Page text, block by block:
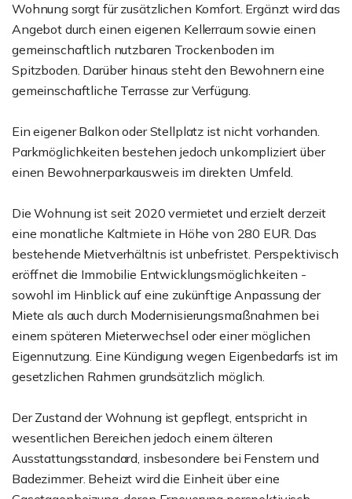
Wohnung sorgt für zusätzlichen Komfort. Ergänzt wird das
Angebot durch einen eigenen Kellerraum sowie einen
gemeinschaftlich nutzbaren Trockenboden im
Spitzboden. Darüber hinaus steht den Bewohnern eine
gemeinschaftliche Terrasse zur Verfügung.
Ein eigener Balkon oder Stellplatz ist nicht vorhanden.
Parkmöglichkeiten bestehen jedoch unkompliziert über
einen Bewohnerparkausweis im direkten Umfeld.
Die Wohnung ist seit 2020 vermietet und erzielt derzeit
eine monatliche Kaltmiete in Höhe von 280 EUR. Das
bestehende Mietverhältnis ist unbefristet. Perspektivisch
eröffnet die Immobilie Entwicklungsmöglichkeiten -
sowohl im Hinblick auf eine zukünftige Anpassung der
Miete als auch durch Modernisierungsmaßnahmen bei
einem späteren Mieterwechsel oder einer möglichen
Eigennutzung. Eine Kündigung wegen Eigenbedarfs ist im
gesetzlichen Rahmen grundsätzlich möglich.
Der Zustand der Wohnung ist gepflegt, entspricht in
wesentlichen Bereichen jedoch einem älteren
Ausstattungsstandard, insbesondere bei Fenstern und
Badezimmer. Beheizt wird die Einheit über eine